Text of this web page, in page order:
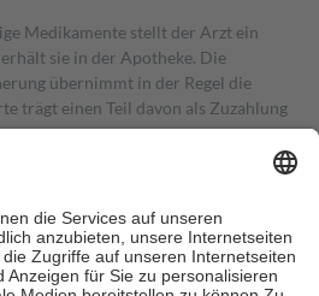
Medikamente stellt der Arzt ein
sie in der Apotheke. Die
übernimmt in der Regel die
trägt einen Teil davon als Zuzahlung
Zuzahlungen in Höhe von zehn
jedoch nie mehr als die tatsächlichen
auch für Online-Apotheken.
Krankenpflege beträgt die